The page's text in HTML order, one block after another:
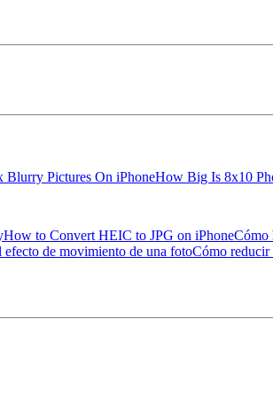
Blurry Pictures On iPhoneHow Big Is 8x10
How to Convert HEIC to JPG on iPhoneCómo
efecto de movimiento de una fotoCómo reducir